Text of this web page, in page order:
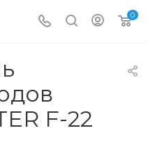
0
F-22